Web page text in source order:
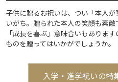
子供に贈るお祝いは、つい「本人
いがち。贈られた本人の笑顔も素敵
「成長を喜ぶ」意味合いもありま
ものを贈ってはいかがでしょうか。
入学・進学祝いの特